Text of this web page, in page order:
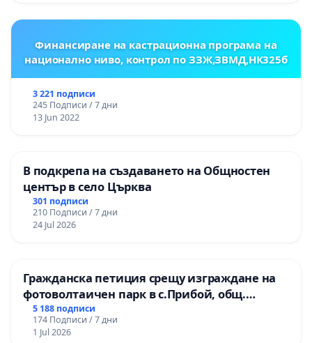
Финансиране на кастрационна програма на
национално ниво, контрол по ЗЗЖ,ЗВМД,НК325б
3 221 подписи
245 Подписи / 7 дни
13 Jun 2022
В подкрепа на създаването на Общностен
център в село Църква
301 подписи
210 Подписи / 7 дни
24 Jul 2026
Гражданска петиция срещу изграждане на
фотоволтаичен парк в с.Прибой, общ.
Радомир
5 188 подписи
174 Подписи / 7 дни
1 Jul 2026